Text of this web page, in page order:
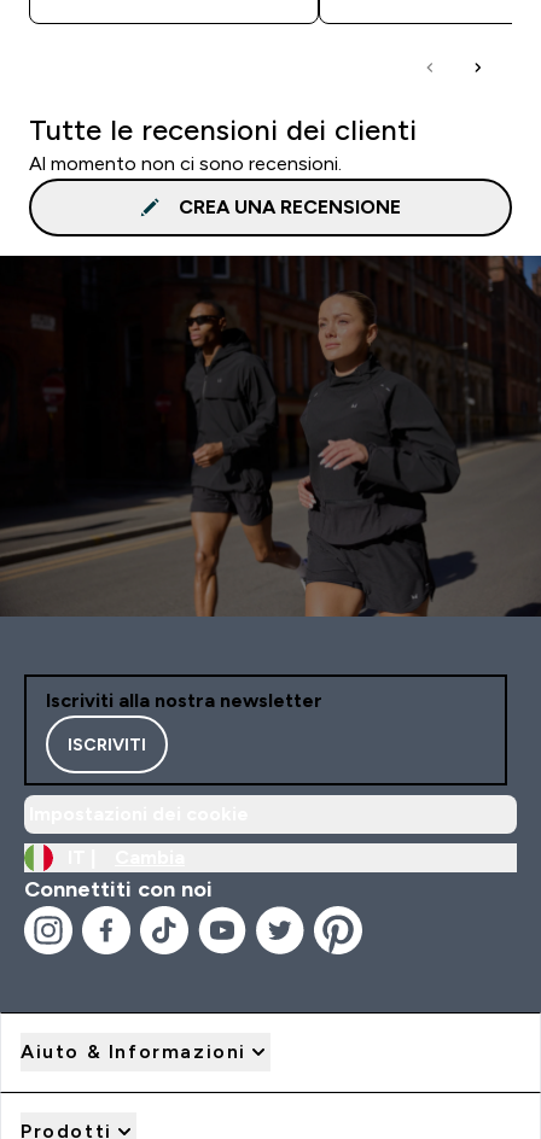
Tutte le recensioni dei clienti
Al momento non ci sono recensioni.
CREA UNA RECENSIONE
Iscriviti alla nostra newsletter
ISCRIVITI
Connettiti con noi
Aiuto & Informazioni
Prodotti